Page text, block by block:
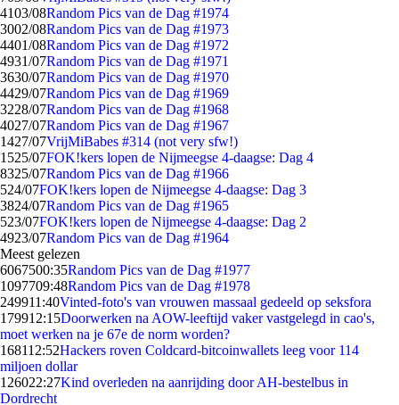
4103/08Random Pics van de Dag #1974
3002/08Random Pics van de Dag #1973
4401/08Random Pics van de Dag #1972
4931/07Random Pics van de Dag #1971
3630/07Random Pics van de Dag #1970
4429/07Random Pics van de Dag #1969
3228/07Random Pics van de Dag #1968
4027/07Random Pics van de Dag #1967
1427/07VrijMiBabes #314 (not very sfw!)
1525/07FOK!kers lopen de Nijmeegse 4-daagse: Dag 4
8325/07Random Pics van de Dag #1966
524/07FOK!kers lopen de Nijmeegse 4-daagse: Dag 3
3824/07Random Pics van de Dag #1965
523/07FOK!kers lopen de Nijmeegse 4-daagse: Dag 2
4923/07Random Pics van de Dag #1964
Meest gelezen
6067500:35Random Pics van de Dag #1977
1097709:48Random Pics van de Dag #1978
249911:40Vinted-foto's van vrouwen massaal gedeeld op seksfora
179912:15Doorwerken na AOW-leeftijd vaker vastgelegd in cao's,
moet werken na je 67e de norm worden?
168112:52Hackers roven Coldcard-bitcoinwallets leeg voor 114
miljoen dollar
126022:27Kind overleden na aanrijding door AH-bestelbus in
Dordrecht